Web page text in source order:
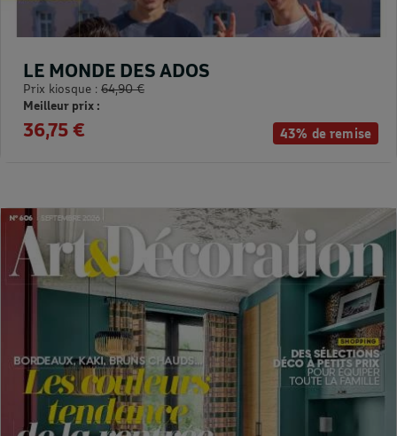
43% de remise
LE MONDE DES ADOS
Prix kiosque : 64,90 €
Meilleur prix :
36,75 €